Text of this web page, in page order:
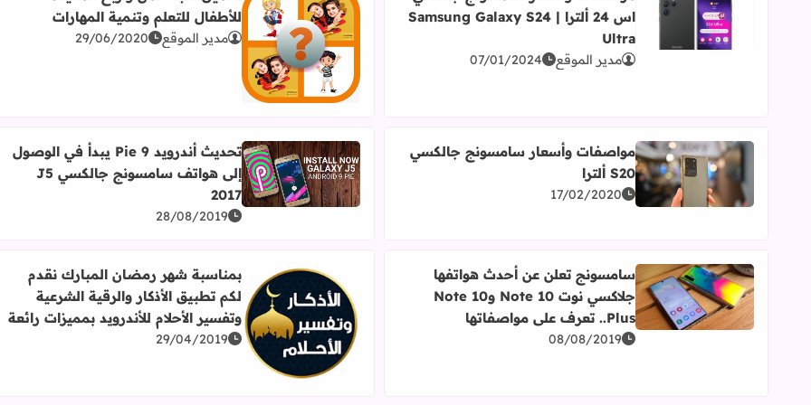
اقرأ المزيد عن مواصفات وأسعار سامسونج جلاكسي اس 24 ألترا | Samsung Galaxy S24 Ultra
اس 24 ألترا | Samsung Galaxy S24
Ultra
مدير الموقع 07/01/2024 اقرأ المزيد عن تحميل لعبة خمن واربح المفيدة للأطفال
للأطفال للتعلم وتنمية المهارات
مدير الموقع 29/06/2020
اقرأ المزيد عن مواصفات وأسعار سامسونج جالكسي S20 ألترا
مواصفات وأسعار سامسونج جالكسي
S20 ألترا
17/02/2020
اقرأ المزيد عن تحديث أندرويد 9 Pie يبدأ في الوصول إلى هواتف سامسونج جالكسي J5 2017
تحديث أندرويد 9 Pie يبدأ في الوصول
إلى هواتف سامسونج جالكسي J5
2017
28/08/2019
اقرأ المزيد عن سامسونج تعلن عن أحدث هواتفها جلاكسي نوت Note 10 وNote 10 Plus.. تعرف على مواصفاتها
سامسونج تعلن عن أحدث هواتفها
جلاكسي نوت Note 10 وNote 10
Plus.. تعرف على مواصفاتها
08/08/2019 اقرأ المزيد عن بمناسبة شهر رمضان المبارك نقدم لكم
بمناسبة شهر رمضان المبارك نقدم
لكم تطبيق الأذكار والرقية الشرعية
وتفسير الأحلام للأندرويد بمميزات رائعة
29/04/2019